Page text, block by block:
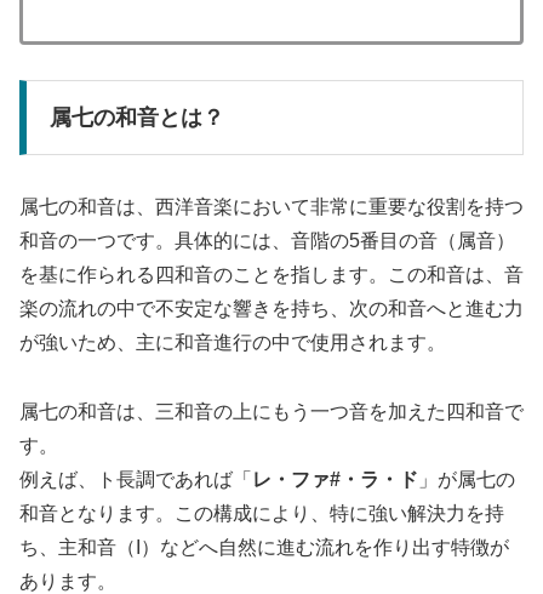
属七の和音とは？
属七の和音は、西洋音楽において非常に重要な役割を持つ
和音の一つです。具体的には、音階の5番目の音（属音）
を基に作られる四和音のことを指します。この和音は、音
楽の流れの中で不安定な響きを持ち、次の和音へと進む力
が強いため、主に和音進行の中で使用されます。
属七の和音は、三和音の上にもう一つ音を加えた四和音で
す。
例えば、ト長調であれば「 レ・ファ#・ラ・ド 」が属七の
和音となります。この構成により、特に強い解決力を持
ち、主和音（I）などへ自然に進む流れを作り出す特徴が
あります。